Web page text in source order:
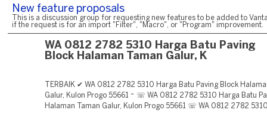
New feature proposals
This is a discussion group for requesting new features to be added to
if the request is for an import "Filter", "Macro", or "Program" improvement.
WA 0812 2782 5310 Harga Batu Paving
Block Halaman Taman Galur, K
TERBAIK ✔ WA 0812 2782 5310 Harga Batu Paving Block
Galur, Kulon Progo 55661 ~ ☏ WA 0812 2782 5310 Harga Batu
Halaman Taman Galur, Kulon Progo 55661 ☏ WA 0812 2782